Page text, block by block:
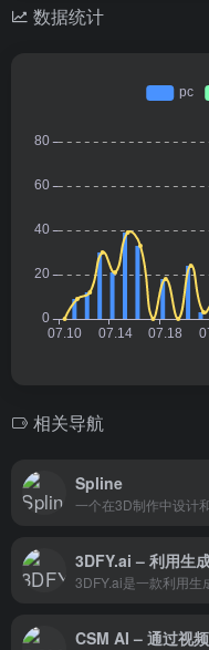
数据统计
相关导航
Spline